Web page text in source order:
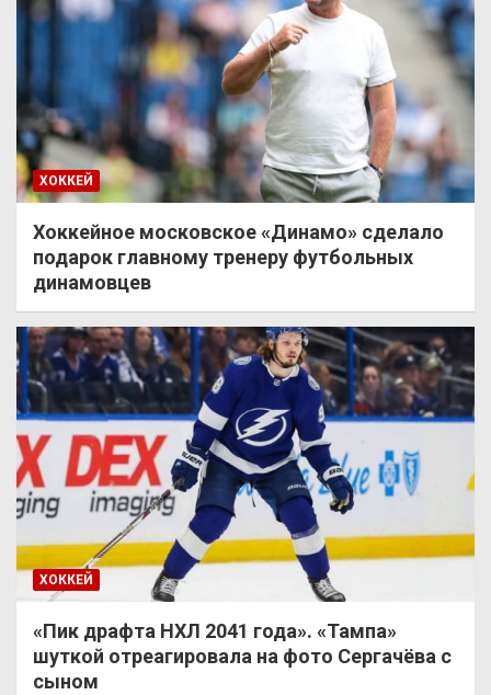
ХОККЕЙ
Хоккейное московское «Динамо» сделало
подарок главному тренеру футбольных
динамовцев
ХОККЕЙ
«Пик драфта НХЛ 2041 года». «Тампа»
шуткой отреагировала на фото Сергачёва с
сыном